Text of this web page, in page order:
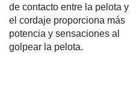
de contacto entre la pelota y
el cordaje proporciona más
potencia y sensaciones al
golpear la pelota.